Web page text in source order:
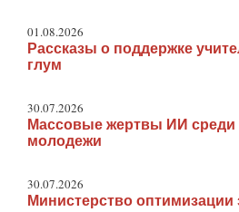
01.08.2026
Рассказы о поддержке
глум
30.07.2026
Массовые жертвы ИИ среди
молодежи
30.07.2026
Министерство оптимизации